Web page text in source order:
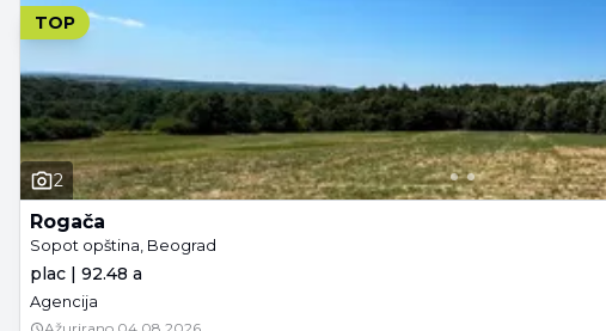
TOP
2
Rogača
Sopot opština, Beograd
plac | 92.48 a
Agencija